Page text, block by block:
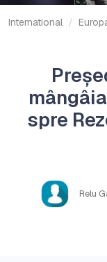
International
spre
Relu